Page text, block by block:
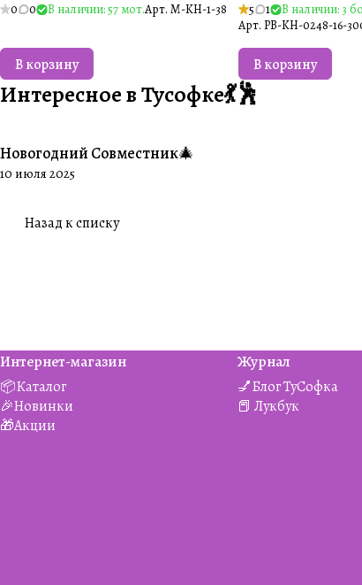
0 0 В наличии: 57 мот.Арт. M-KH-1-38
В корзину
5 1
В наличии: 3
Арт. PB-KH-0248-16-
В корзину
Интересное в Тусофке💃🕺
#Совместники
Новогодний Совместник🎄
10 июля 2025
Назад к списку
Интернет-магазин
📦Каталог
🎉Новинки
🎁Акции
Журнал
💅Блог ТуСофка
📕 Лукбук